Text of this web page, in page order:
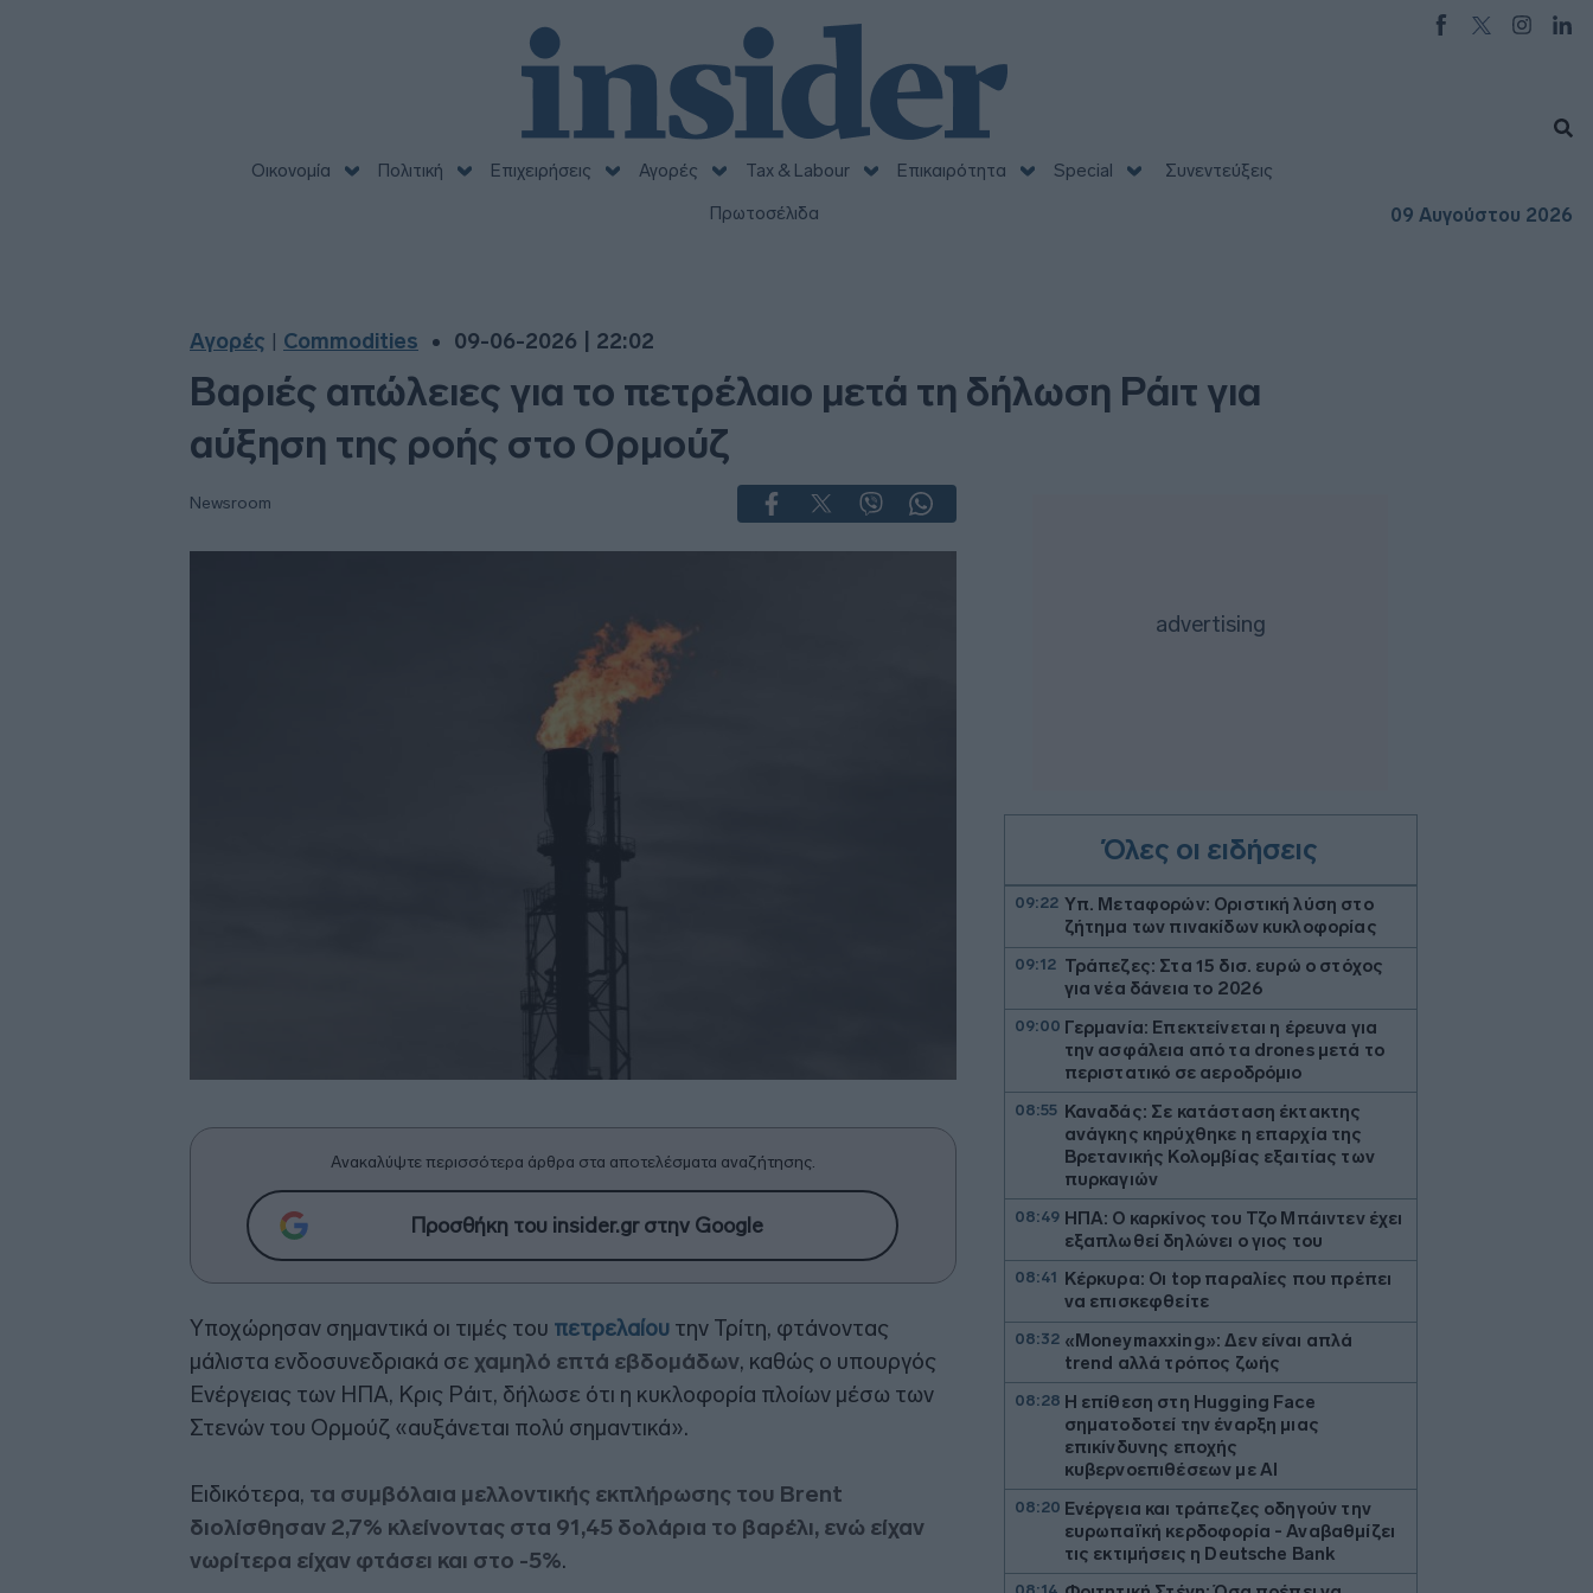
Οικονομία Πολιτική Επιχειρήσεις Αγορές Tax & Labour Επικαιρότητα Special
Συνεντεύξεις
Πρωτοσέλιδα
09 Αυγούστου 2026
Αγορές Commodities 09-06-2026 | 22:02
Βαριές απώλειες για το πετρέλαιο μετά τη δήλωση Ράιτ για
αύξηση της ροής στο Ορμούζ
Newsroom
Ανακαλύψτε περισσότερα άρθρα στα αποτελέσματα αναζήτησης.
Προσθήκη του insider.gr στην Google
Υποχώρησαν σημαντικά οι τιμές του πετρελαίου την Τρίτη, φτάνοντας
μάλιστα ενδοσυνεδριακά σε χαμηλό επτά εβδομάδων, καθώς ο υπουργός
Ενέργειας των ΗΠΑ, Κρις Ράιτ, δήλωσε ότι η κυκλοφορία πλοίων μέσω των
Στενών του Ορμούζ «αυξάνεται πολύ σημαντικά».
Ειδικότερα, τα συμβόλαια μελλοντικής εκπλήρωσης του Brent
διολίσθησαν 2,7% κλείνοντας στα 91,45 δολάρια το βαρέλι, ενώ είχαν
νωρίτερα είχαν φτάσει και στο -5%.
Όλες οι ειδήσεις
09:22 Υπ. Μεταφορών: Οριστική λύση στο
ζήτημα των πινακίδων κυκλοφορίας
09:12 Τράπεζες: Στα 15 δισ. ευρώ ο στόχος
για νέα δάνεια το 2026
09:00 Γερμανία: Επεκτείνεται η έρευνα για
την ασφάλεια από τα drones μετά το
περιστατικό σε αεροδρόμιο
08:55 Καναδάς: Σε κατάσταση έκτακτης
ανάγκης κηρύχθηκε η επαρχία της
Βρετανικής Κολομβίας εξαιτίας των
πυρκαγιών
08:49 ΗΠΑ: Ο καρκίνος του Τζο Μπάιντεν έχει
εξαπλωθεί δηλώνει ο γιος του
08:41 Κέρκυρα: Οι top παραλίες που πρέπει
να επισκεφθείτε
08:32 «Moneymaxxing»: Δεν είναι απλά
trend αλλά τρόπος ζωής
08:28 Η επίθεση στη Hugging Face
σηματοδοτεί την έναρξη μιας
επικίνδυνης εποχής
κυβερνοεπιθέσεων με AI
08:20 Ενέργεια και τράπεζες οδηγούν την
ευρωπαϊκή κερδοφορία - Αναβαθμίζει
τις εκτιμήσεις η Deutsche Bank